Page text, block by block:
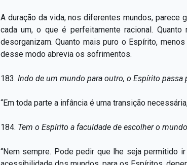
A duração da vida, nos diferentes mundos,
cada um, o que é perfeitamente racional.
desorganizam. Quanto mais puro o Espírito,
desse modo abrevia os sofrimentos.
183. Indo de um mundo para outro, o Espírito passa
“Em toda parte a infância é uma transição
184. Tem o Espírito a faculdade de escolher o
“Nem sempre. Pode pedir que lhe seja permitido